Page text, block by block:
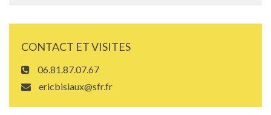
CONTACT ET VISITES
06.81.87.07.67
ericbisiaux@sfr.fr